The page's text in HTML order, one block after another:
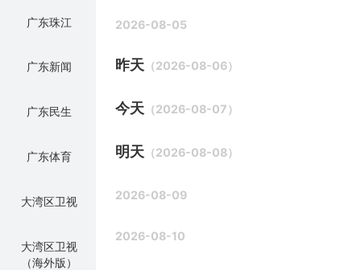
广东珠江
广东新闻
广东民生
广东体育
大湾区卫视
大湾区卫视
（海外版）
2026-08-05
昨天 （2026-08-06）
今天 （2026-08-07）
明天 （2026-08-08）
2026-08-09
2026-08-10